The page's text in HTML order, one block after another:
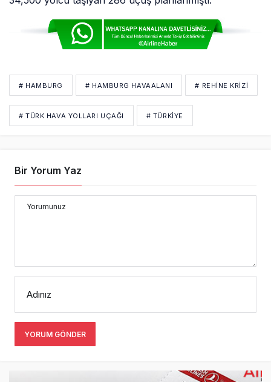
# HAMBURG # HAMBURG HAVAALANI # REHINE KRIZI
# TÜRK HAVA YOLLARI UÇAĞI # TÜRKIYE
Bir Yorum Yaz
Yorumunuz
Adınız
YORUM GÖNDER